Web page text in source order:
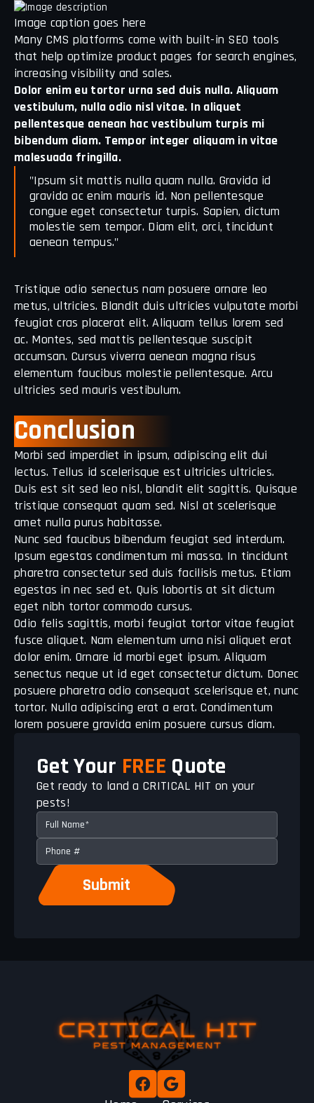
Image caption goes here
Many CMS platforms come with built-in SEO tools
that help optimize product pages for search engines,
increasing visibility and sales.
Dolor enim eu tortor urna sed duis nulla. Aliquam
vestibulum, nulla odio nisl vitae. In aliquet
pellentesque aenean hac vestibulum turpis mi
bibendum diam. Tempor integer aliquam in vitae
malesuada fringilla.
"Ipsum sit mattis nulla quam nulla. Gravida id
gravida ac enim mauris id. Non pellentesque
congue eget consectetur turpis. Sapien, dictum
molestie sem tempor. Diam elit, orci, tincidunt
aenean tempus."
Tristique odio senectus nam posuere ornare leo
metus, ultricies. Blandit duis ultricies vulputate morbi
feugiat cras placerat elit. Aliquam tellus lorem sed
ac. Montes, sed mattis pellentesque suscipit
accumsan. Cursus viverra aenean magna risus
elementum faucibus molestie pellentesque. Arcu
ultricies sed mauris vestibulum.
Conclusion
Morbi sed imperdiet in ipsum, adipiscing elit dui
lectus. Tellus id scelerisque est ultricies ultricies.
Duis est sit sed leo nisl, blandit elit sagittis. Quisque
tristique consequat quam sed. Nisl at scelerisque
amet nulla purus habitasse.
Nunc sed faucibus bibendum feugiat sed interdum.
Ipsum egestas condimentum mi massa. In tincidunt
pharetra consectetur sed duis facilisis metus. Etiam
egestas in nec sed et. Quis lobortis at sit dictum
eget nibh tortor commodo cursus.
Odio felis sagittis, morbi feugiat tortor vitae feugiat
fusce aliquet. Nam elementum urna nisi aliquet erat
dolor enim. Ornare id morbi eget ipsum. Aliquam
senectus neque ut id eget consectetur dictum. Donec
posuere pharetra odio consequat scelerisque et, nunc
tortor. Nulla adipiscing erat a erat. Condimentum
lorem posuere gravida enim posuere cursus diam.
Get Your FREE Quote
Get ready to land a CRITICAL HIT on your
pests!